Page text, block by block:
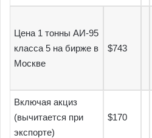
Цена 1 тонны АИ-95
класса 5 на бирже в
Москве
$743
Включая акциз
(вычитается при
экспорте)
$170